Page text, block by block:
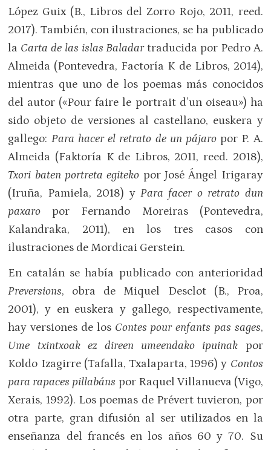
López Guix (B., Libros del Zorro Rojo, 2011, reed.
2017). También, con ilustraciones, se ha publicado
la Carta de las islas Baladartraducida por Pedro A.
Almeida (Pontevedra, Factoría K de Libros, 2014),
mientras que uno de los poemas más conocidos
del autor («Pour faire le portrait d’un oiseau») ha
sido objeto de versiones al castellano, euskera y
gallego: Para hacer el retrato de un pájaro por P. A.
Almeida (Faktoría K de Libros, 2011, reed. 2018),
Txori baten portreta egiteko por José Ángel Irigaray
(Iruña, Pamiela, 2018) y Para facer o retrato dun
paxaro por Fernando Moreiras (Pontevedra,
Kalandraka, 2011), en los tres casos con
ilustraciones de Mordicai Gerstein.
En catalán se había publicado con anterioridad
Preversions, obra de Miquel Desclot (B., Proa,
2001), y en euskera y gallego, respectivamente,
hay versiones de los Contes pour enfants pas sages,
Ume txintxoak ez direen umeendako ipuinak por
Koldo Izagirre (Tafalla, Txalaparta, 1996) y Contos
para rapaces pillabáns por Raquel Villanueva (Vigo,
Xerais, 1992). Los poemas de Prévert tuvieron, por
otra parte, gran difusión al ser utilizados en la
enseñanza del francés en los años 60 y 70. Su